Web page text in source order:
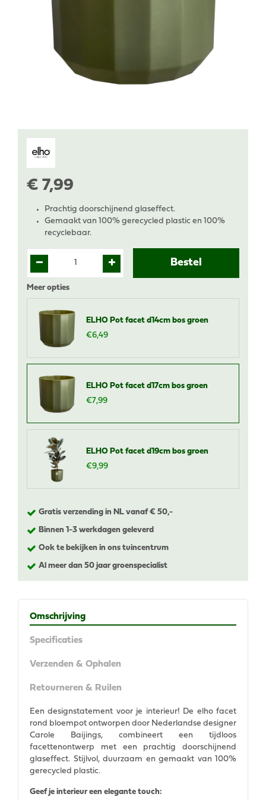
€ 7,99
Prachtig doorschijnend glaseffect.
Gemaakt van 100% gerecycled plastic en 100%
recyclebaar.
Meer opties
ELHO Pot facet d14cm bos groen
€6,49
ELHO Pot facet d17cm bos groen
€7,99
ELHO Pot facet d19cm bos groen
€9,99
Gratis verzending in NL vanaf € 50,-
Binnen 1-3 werkdagen geleverd
Ook te bekijken in ons tuincentrum
Al meer dan 50 jaar groenspecialist
Omschrijving
Specificaties
Verzenden & Ophalen
Retourneren & Ruilen
Een designstatement voor je interieur! De elho facet
rond bloempot ontworpen door Nederlandse designer
Carole Baijings, combineert een tijdloos
facettenontwerp met een prachtig doorschijnend
glaseffect. Stijlvol, duurzaam en gemaakt van 100%
gerecycled plastic.
Geef je interieur een elegante touch: